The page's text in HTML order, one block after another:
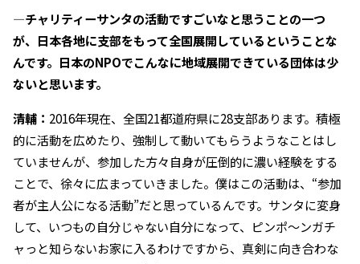
―チャリティーサンタの活動ですごいなと思うことの一つ
が、日本各地に支部をもって全国展開しているということな
んです。日本のNPOでこんなに地域展開できている団体は少
ないと思います。
清輔： 2016年現在、全国21都道府県に28支部あります。積極
的に活動を広めたり、強制して動いてもらうようなことはし
ていませんが、参加した方々自身が圧倒的に濃い経験をする
ことで、徐々に広まっていきました。僕はこの活動は、“参加
者が主人公になる活動”だと思っているんです。サンタに変身
して、いつもの自分じゃない自分になって、ピンポ〜ンガチ
ャっと知らないお家に入るわけですから、真剣に向き合わな